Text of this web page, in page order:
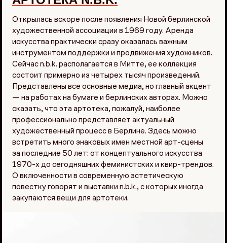
Открылась вскоре после появления Новой берлинской
художественной ассоциации в 1969 году. Аренда
искусства практически сразу оказалась важным
инструментом поддержки и продвижения художников.
Сейчас n.b.k. располагается в Митте, ее коллекция
состоит примерно из четырех тысяч произведений.
Представлены все основные медиа, но главный акцент
— на работах на бумаге и берлинских авторах. Можно
сказать, что эта артотека, пожалуй, наиболее
профессионально представляет актуальный
художественный процесс в Берлине. Здесь можно
встретить много знаковых имен местной арт-сцены
за последние 50 лет: от концептуального искусства
1970-х до сегодняшних феминистских и квир-трендов.
О включенности в современную эстетическую
повестку говорят и выставки n.b.k., с которых иногда
закупаются вещи для артотеки.